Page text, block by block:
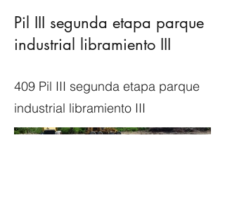
Pil III segunda etapa parque
industrial libramiento III
409 Pil III segunda etapa parque
industrial libramiento III